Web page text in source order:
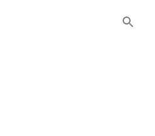
ン コンテンツに移動